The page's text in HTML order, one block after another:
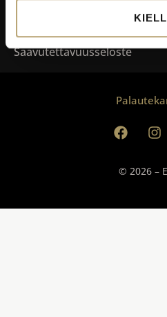
Saavutettavuusseloste
© 2026 –